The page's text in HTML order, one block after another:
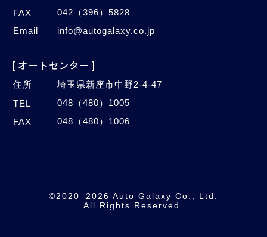
FAX
042（396）5828
Email
info@autogalaxy.co.jp
[オートセンター]
住所
埼玉県新座市中野2-4-47
TEL
048（480）1005
FAX
048（480）1006
©2020–2026 Auto Galaxy Co., Ltd.
All Rights Reserved.